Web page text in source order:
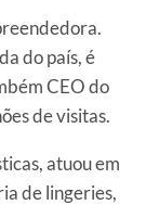
do país, é
CEO do
de visitas.
atuou em
de lingeries,